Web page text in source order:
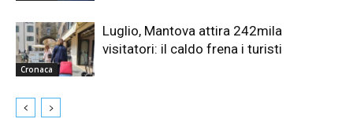
Cronaca
Luglio, Mantova attira 242mila
visitatori: il caldo frena i turisti